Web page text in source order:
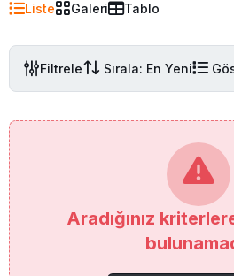
Liste Galeri Tablo
Filtrele Sırala: En Yeni
Aradığınız